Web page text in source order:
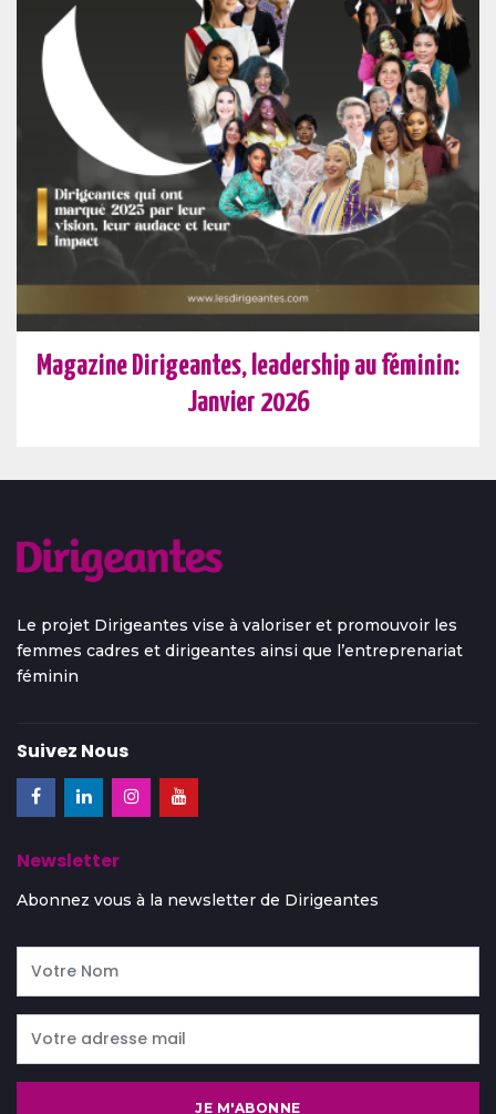
Magazine Dirigeantes, leadership au féminin:
Janvier 2026
Le projet Dirigeantes vise à valoriser et promouvoir les
femmes cadres et dirigeantes ainsi que l’entreprenariat
féminin
Suivez Nous
Newsletter
Abonnez vous à la newsletter de Dirigeantes
JE M'ABONNE